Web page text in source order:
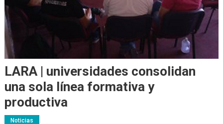
LARA | universidades consolidan
una sola línea formativa y
productiva
Noticias